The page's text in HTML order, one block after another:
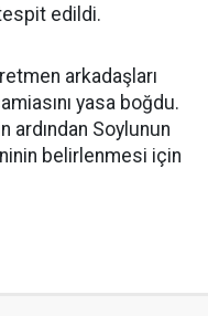
edildi.
arkadaşları
yasa boğdu.
ardından Soylunun
belirlenmesi için